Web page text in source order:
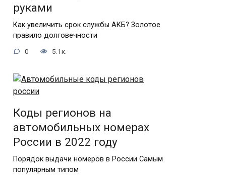
руками
Как увеличить срок службы АКБ? Золотое
правило долговечности
0 5.1к.
Коды регионов на
автомобильных номерах
России в 2022 году
Порядок выдачи номеров в России Самым
популярным типом